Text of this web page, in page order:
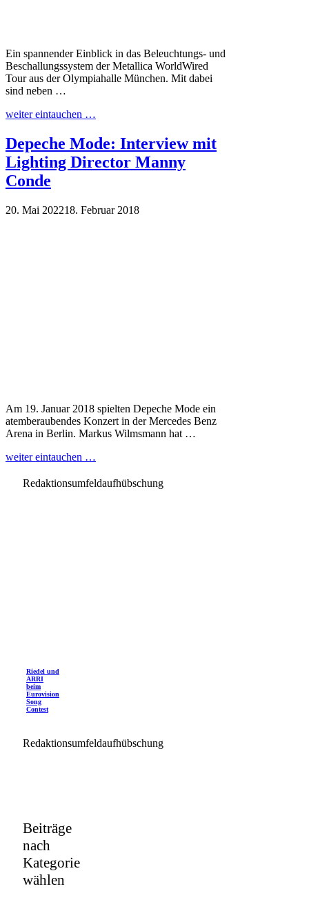
Ein spannender Einblick in das Beleuchtungs- und
Beschallungssystem der Metallica WorldWired
Tour aus der Olympiahalle München. Mit dabei
sind neben …
weiter eintauchen …
Depeche Mode: Interview mit
Lighting Director Manny
Conde
20. Mai 202218. Februar 2018
Am 19. Januar 2018 spielten Depeche Mode ein
atemberaubendes Konzert in der Mercedes Benz
Arena in Berlin. Markus Wilmsmann hat …
weiter eintauchen …
Redaktionsumfeldaufhübschung
Riedel und
ARRI
beim
Eurovision
Song
Contest
Redaktionsumfeldaufhübschung
Beiträge
nach
Kategorie
wählen